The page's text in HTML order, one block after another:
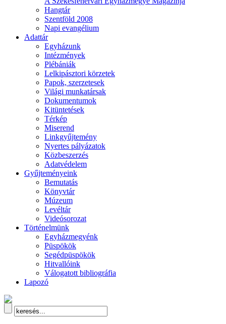
Hangtár
Szentföld 2008
Napi evangélium
Adattár
Egyházunk
Intézmények
Plébániák
Lelkipásztori körzetek
Papok, szerzetesek
Világi munkatársak
Dokumentumok
Kitüntetések
Térkép
Miserend
Linkgyűjtemény
Nyertes pályázatok
Közbeszerzés
Adatvédelem
Gyűjteményeink
Bemutatás
Könyvtár
Múzeum
Levéltár
Videósorozat
Történelmünk
Egyházmegyénk
Püspökök
Segédpüspökök
Hitvallóink
Válogatott bibliográfia
Lapozó